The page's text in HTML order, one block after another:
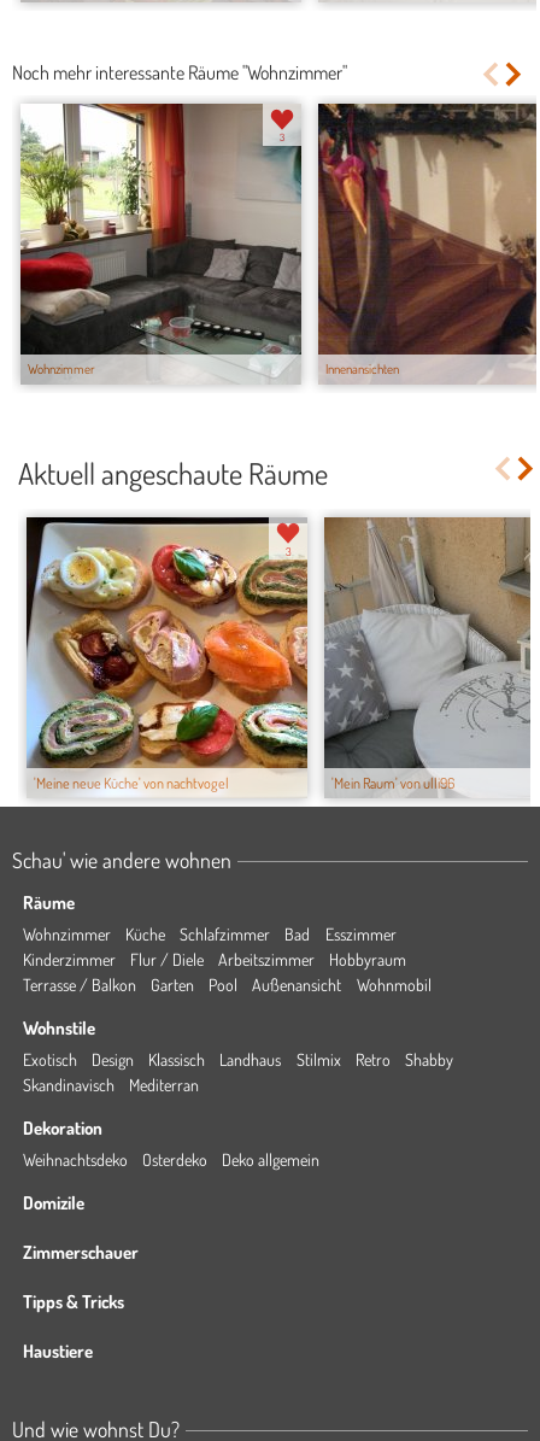
Noch mehr interessante Räume "Wohnzimmer"
Wohnzimmer
3
Innenansichten
Aktuell angeschaute Räume
'Meine neue Küche' von nachtvogel
3
'Mein Raum' von ulli96
Schau' wie andere wohnen
Räume
Wohnzimmer Küche Schlafzimmer Bad
Esszimmer
Kinderzimmer
Flur / Diele Arbeitszimmer
Hobbyraum
Terrasse / Balkon
Garten Pool Außenansicht Wohnmobil
Wohnstile
Exotisch Design Klassisch Landhaus Stilmix Retro
Shabby
Skandinavisch
Mediterran
Dekoration
Weihnachtsdeko Osterdeko Deko allgemein
Domizile
Zimmerschauer
Tipps & Tricks
Haustiere
Und wie wohnst Du?